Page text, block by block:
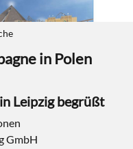
in Polen
Leipzig begrüßt
GmbH